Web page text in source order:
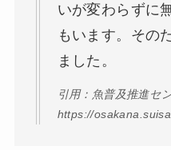
いが変わらずに
もいます。その
ました。
引用：魚普及推進セ
https://